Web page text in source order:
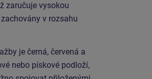
zaručuje vysokou
v rozsahu
je černá, červená a
nebo pískové podloží,